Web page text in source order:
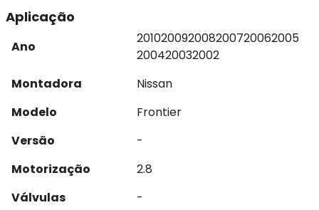
Aplicação
Ano
201020092008200720062005
200420032002
Montadora
Nissan
Modelo
Frontier
Versão
-
Motorização
2.8
Válvulas
-